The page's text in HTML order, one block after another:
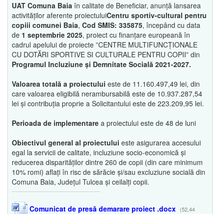
UAT Comuna Baia în calitate de Beneficiar, anunță lansarea
activităților aferente proiectuluiCentru sportiv-cultural pentru
copiii comunei Baia, Cod SMIS: 335875, începând cu data
de 1 septembrie 2025, proiect cu finanțare europeană în
cadrul apelului de proiecte ”CENTRE MULTIFUNCȚIONALE
CU DOTĂRI SPORTIVE SI CULTURALE PENTRU COPII” din
Programul Incluziune și Demnitate Socială 2021-2027.
Valoarea totală a proiectului este de 11.160.497,49 lei, din
care valoarea eligibilă nerambursabilă este de 10.937.287,54
lei și contribuția proprie a Solicitantului este de 223.209,95 lei.
Perioada de implementare a proiectului este de 48 de luni
Obiectivul general al proiectului este asigurarea accesului
egal la servicii de calitate, incluziune socio-economică și
reducerea disparităților dintre 260 de copii (din care minimum
10% romi) aflați în risc de sărăcie și/sau excluziune socială din
Comuna Baia, Județul Tulcea și ceilalți copii.
Comunicat de presă demarare proiect .docx (52,44